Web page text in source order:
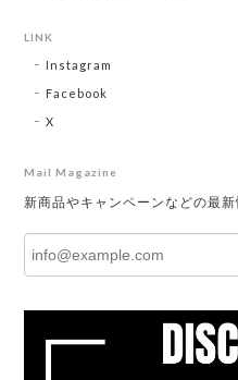
LINK
Instagram
Facebook
X
Mail Magazine
新商品やキャンペーンなどの最新